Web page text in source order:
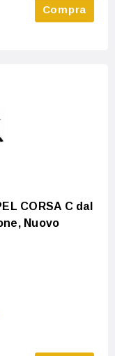
Compra
CORSA C dal
Nuovo